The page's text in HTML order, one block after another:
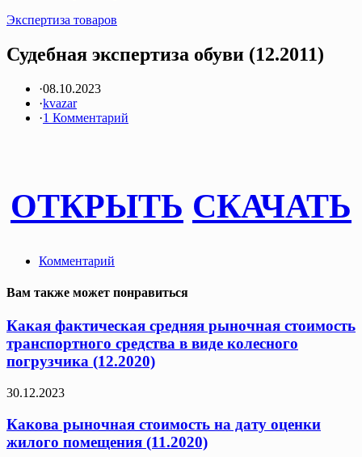
Экспертиза товаров
Судебная экспертиза обуви (12.2011)
·08.10.2023
·kvazar
·1 Комментарий
ОТКРЫТЬ СКАЧАТЬ
Комментарий
Вам также может понравиться
Какая фактическая средняя рыночная стоимость
транспортного средства в виде колесного
погрузчика (12.2020)
30.12.2023
Какова рыночная стоимость на дату оценки
жилого помещения (11.2020)